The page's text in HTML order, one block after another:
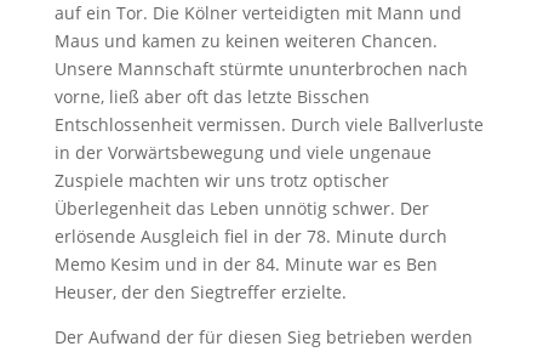
auf ein Tor. Die Kölner verteidigten mit Mann und
Maus und kamen zu keinen weiteren Chancen.
Unsere Mannschaft stürmte ununterbrochen nach
vorne, ließ aber oft das letzte Bisschen
Entschlossenheit vermissen. Durch viele Ballverluste
in der Vorwärtsbewegung und viele ungenaue
Zuspiele machten wir uns trotz optischer
Überlegenheit das Leben unnötig schwer. Der
erlösende Ausgleich fiel in der 78. Minute durch
Memo Kesim und in der 84. Minute war es Ben
Heuser, der den Siegtreffer erzielte.
Der Aufwand der für diesen Sieg betrieben werden